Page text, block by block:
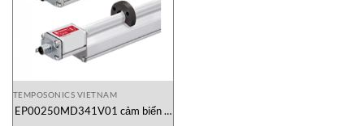
TEMPOSONICS VIETNAM
EP00250MD341V01 cảm biến vị